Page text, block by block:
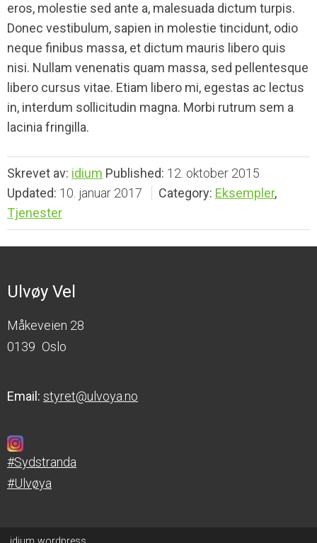
eros, molestie sed ante a, malesuada dictum turpis.
Donec vestibulum, sapien in molestie tincidunt, odio
neque finibus massa, et dictum mauris libero quis
nisi. Nullam venenatis quam massa, sed pellentesque
libero cursus vitae. Etiam libero mi, egestas ac lectus
in, interdum sollicitudin magna. Morbi rutrum sem a
lacinia fringilla.
Skrevet av: idium Published: 12. oktober 2015
Updated: 10. januar 2017 Category: Eksempler,
Tjenester
Ulvøy Vel
Måkeveien 28
0139 Oslo
Email: styret@ulvoya.no
#Sydstranda
#Ulvøya